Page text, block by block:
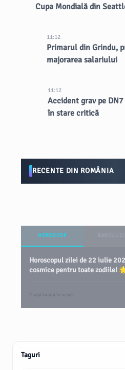
Cupa Mondială din
11:12
Primarul din Grindu,
majorarea salariului
11:12
Accident grav pe
în stare critică
RECENTE DIN ROMÂNIA
HOROSCOP
Horoscopul zilei de 22 iulie
cosmice pentru toate zodiile!
2 săptămâni în urmă
Taguri